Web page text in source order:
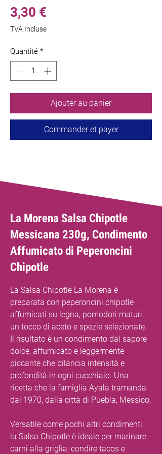
3,30 €
TVA Incluse
Quantité *
Ajouter au panier
Commander et payer
La Morena Salsa Chipotle
Messicana 230g, Condimento
Affumicato di Peperoncini
Chipotle
La Salsa Chipotle La Morena è
preparata con peperoncini chipotle
affumicati su legna, pomodori maturi,
un tocco di aceto e spezie selezionate.
Il risultato è un condimento dal sapore
dolce, affumicato e leggermente
piccante che bilancia intensità e
profondità in ogni cucchiaio. Una
ricetta che la famiglia Ayala tramanda
dal 1970, dalla città di Puebla, Messico.
Versatile come pochi altri condimenti,
la Salsa Chipotle è ideale per marinare
carni alla griglia, condire tacos e